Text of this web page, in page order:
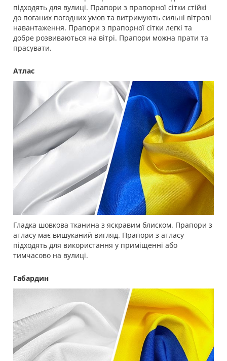
підходять для вулиці. Прапори з прапорної сітки стійкі
до поганих погодних умов та витримують сильні вітрові
навантаження. Прапори з прапорної сітки легкі та
добре розвиваються на вітрі. Прапори можна прати та
прасувати.
Атлас
Гладка шовкова тканина з яскравим блиском. Прапори з
атласу має вишуканий вигляд. Прапори з атласу
підходять для використання у приміщенні або
тимчасово на вулиці.
Габардин